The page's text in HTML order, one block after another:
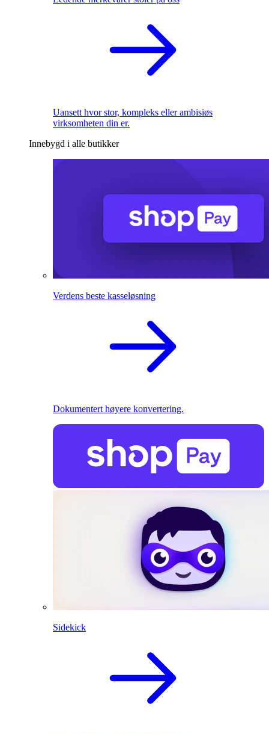
Uansett hvor stor, kompleks eller ambisiøs
virksomheten din er.
Innebygd i alle butikker
Verdens beste kasseløsning
Dokumentert høyere konvertering.
Sidekick